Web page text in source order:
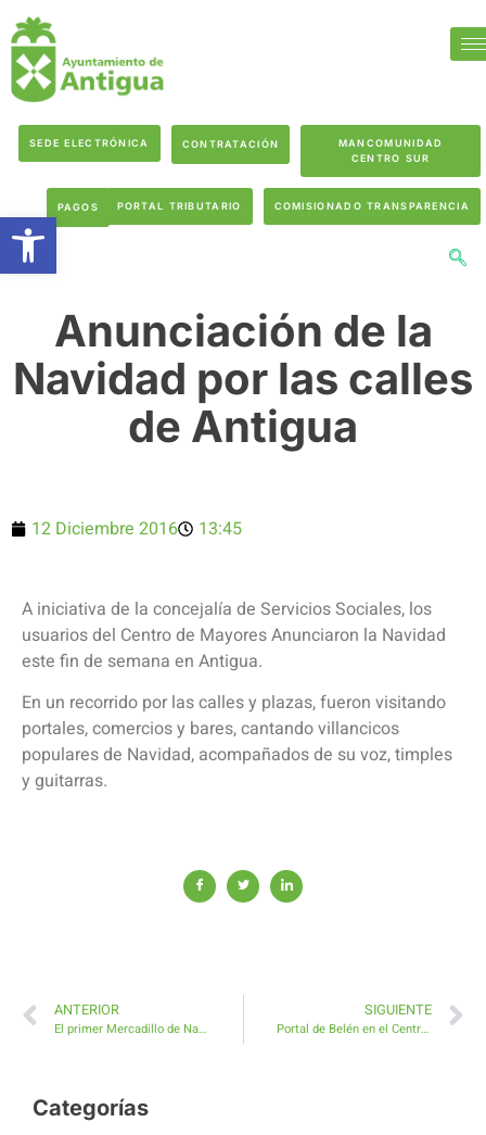
SEDE ELECTRÓNICA CONTRATACIÓN
MANCOMUNIDAD
CENTRO SUR
PAGOS PORTAL TRIBUTARIO COMISIONADO TRANSPARENCIA
Anunciación de la
Navidad por las calles
de Antigua
12 Diciembre 2016 13:45
A iniciativa de la concejalía de Servicios Sociales, los
usuarios del Centro de Mayores Anunciaron la Navidad
este fin de semana en Antigua.
En un recorrido por las calles y plazas, fueron visitando
portales, comercios y bares, cantando villancicos
populares de Navidad, acompañados de su voz, timples
y guitarras.
ANTERIOR
El primer Mercadillo de Navidad en Caleta de Fuste atrae cientos de personas
SIGUIENTE
Portal de Belén en el Centro de Mayores de Antigua
Categorías
Abrir barra de herramientas